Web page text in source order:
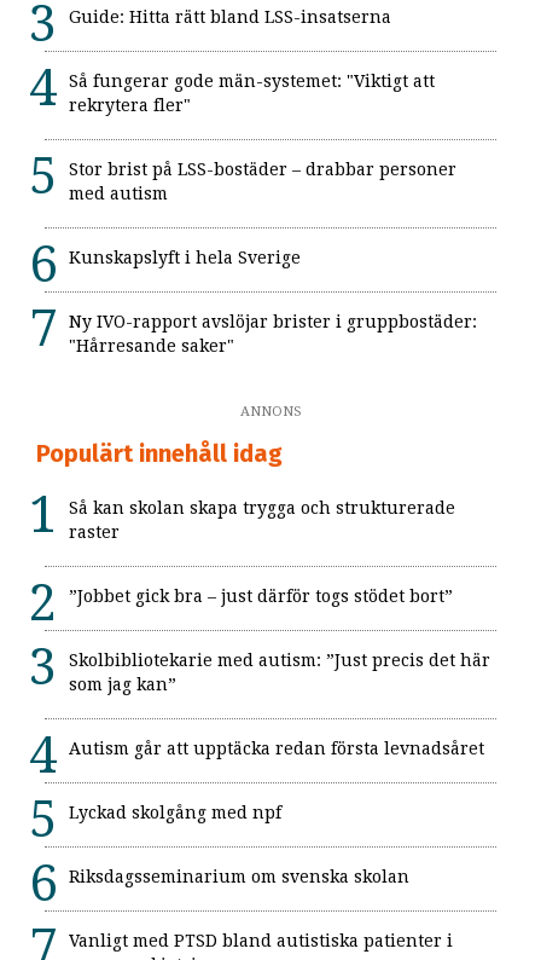
Guide: Hitta rätt bland LSS-insatserna
Så fungerar gode män-systemet: "Viktigt att
rekrytera fler"
Stor brist på LSS-bostäder – drabbar personer
med autism
Kunskapslyft i hela Sverige
Ny IVO-rapport avslöjar brister i gruppbostäder:
"Hårresande saker"
ANNONS
Populärt innehåll idag
Så kan skolan skapa trygga och strukturerade
raster
”Jobbet gick bra – just därför togs stödet bort”
Skolbibliotekarie med autism: ”Just precis det här
som jag kan”
Autism går att upptäcka redan första levnadsåret
Lyckad skolgång med npf
Riksdagsseminarium om svenska skolan
Vanligt med PTSD bland autistiska patienter i